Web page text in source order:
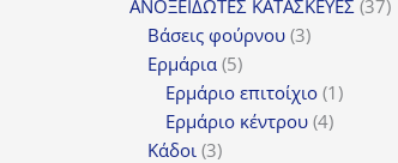
ΑΝΟΞΕΙΔΩΤΕΣ ΚΑΤΑΣΚΕΥΕΣ 3737
Βάσεις φούρνου 33
Ερμάρια 55
προϊόντα
Ερμάριο επιτοίχιο 11
Ερμάριο κέντρου 44
Κάδοι 33